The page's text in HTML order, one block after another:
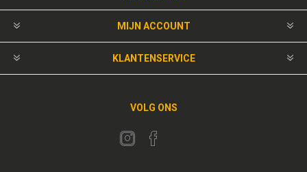
MIJN ACCOUNT
KLANTENSERVICE
VOLG ONS